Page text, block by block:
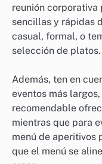
reunión corporativa
sencillas y rápidas
casual, formal, o
selección de platos.
Además, ten en
eventos más
recomendable
mientras que para
menú de aperitivos
que el menú se